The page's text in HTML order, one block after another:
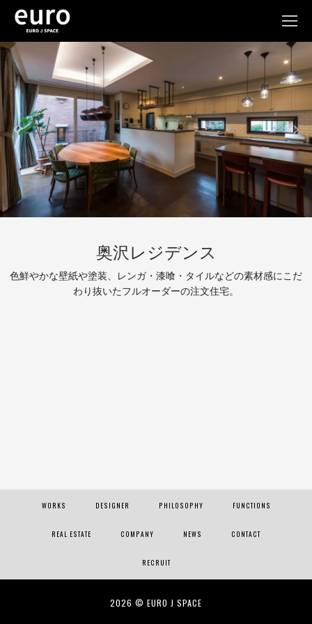
ン
ツ
ス
キ
ッ
プ
奥沢レジデンス
色鮮やかな壁紙や塗装、レンガ・漆喰・タイルなどの素材感にこだ
わり抜いたフルオーダーの注文住宅。
WORKS DESIGNER PHILOSOPHY FUNCTIONS
REAL ESTATE COMPANY NEWS CONTACT
RECRUIT
2026 © EURO J SPACE